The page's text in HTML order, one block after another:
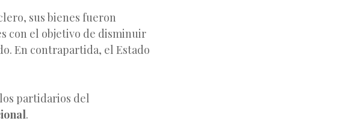
sus bienes fueron
con el objetivo de disminuir
En contrapartida, el Estado
partidarios del
.